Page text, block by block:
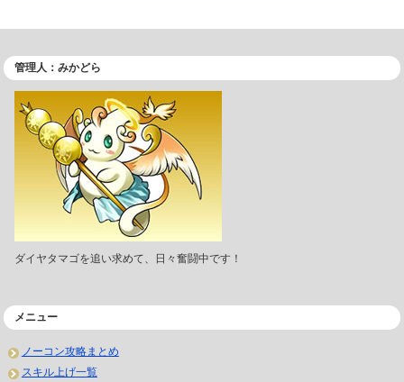
管理人：みかどら
ダイヤタマゴを追い求めて、日々奮闘中です！
メニュー
ノーコン攻略まとめ
スキル上げ一覧